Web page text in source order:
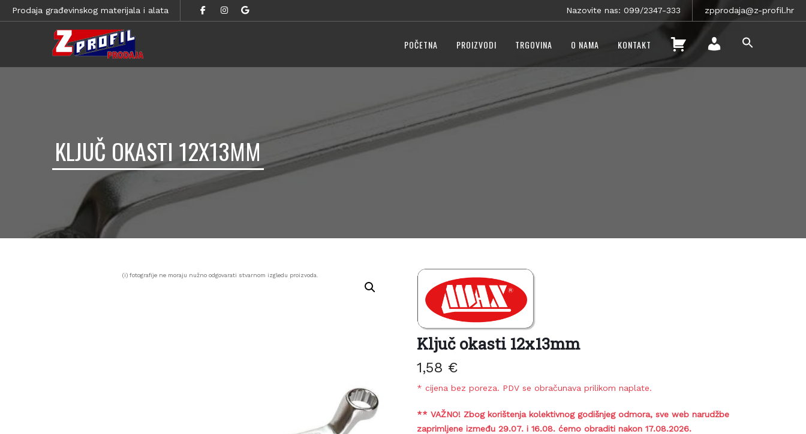
Prodaja građevinskog materijala i alata Nazovite nas: 099/2347-333 zpprodaja@z-profil.hr
POČETNA PROIZVODI TRGOVINA O NAMA KONTAKT
O
Š
O
KLJUČ OKASTI 12X13MM
(i) fotografije ne moraju nužno odgovarati stvarnom izgledu proizvoda.
Ključ okasti 12x13mm
1,58 €
* cijena bez poreza. PDV se obračunava prilikom naplate.
** VAŽNO! Zbog korištenja kolektivnog godišnjeg odmora, sve web narudžbe
zaprimljene između 29.07. i 16.08. ćemo obraditi nakon 17.08.2026.